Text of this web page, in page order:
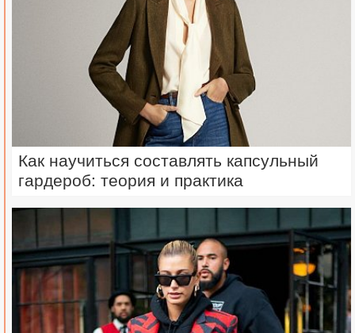
Как научиться составлять капсульный
гардероб: теория и практика